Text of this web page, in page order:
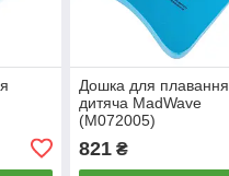
Дошка для плавання
дитяча MadWave
(M072005)
821₴